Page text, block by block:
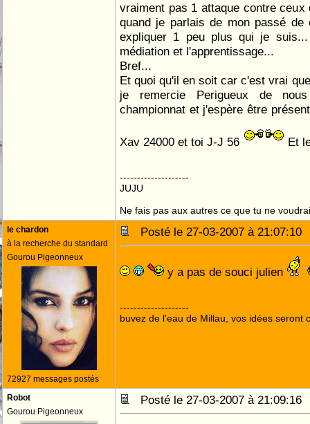
vraiment pas 1 attaque contre
quand je parlais de mon passé de
expliquer 1 peu plus qui je
médiation et l'apprentissage...
Bref...
Et quoi qu'il en soit car c'est vrai
je remercie Perigueux de
championnat et j'espère être
Xav 24000 et toi J-J 56 Et
--------------------
JUJU
Ne fais pas aux autres ce que tu ne
le chardon
à la recherche du standard
Gourou Pigeonneux
72927 messages postés
Posté le 27-03-2007 à
y a pas de souci julien
--------------------
buvez de l'eau de Millau, vos idées seront
Robot
Gourou Pigeonneux
Posté le 27-03-2007 à